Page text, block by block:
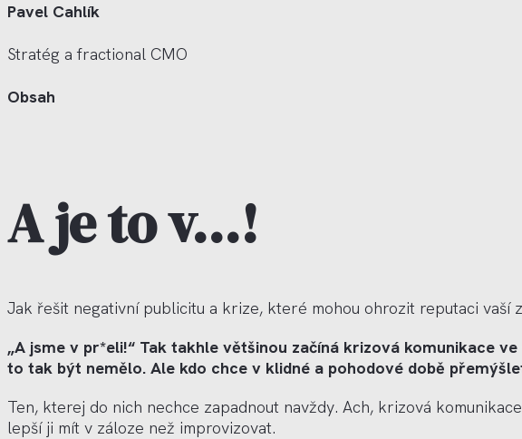
Pavel Cahlík
Stratég a fractional CMO
Obsah
A je to v…!
Jak řešit negativní publicitu a krize, které mohou ohrozit reputaci vaší
„A jsme v pr*eli!“ Tak takhle většinou začíná krizová komunikace
to tak být nemělo. Ale kdo chce v klidné a pohodové době
Ten, kterej do nich nechce zapadnout navždy. Ach, krizová
lepší ji mít v záloze než improvizovat.